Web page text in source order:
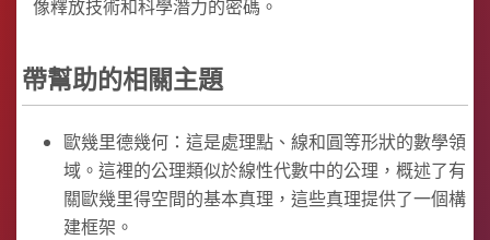
像釋放技術和科學潛力的密碼。
帶幫助的相關主題
歐幾里德幾何：這是處理點、線和圓等形狀的數學領
域。這裡的公理類似於線性代數中的公理，概述了有
關歐幾里得空間的基本真理，這些真理提供了一個構
建框架。